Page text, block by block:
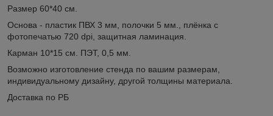
Размер 60*40 см.
Основа - пластик ПВХ 3 мм, полочки 5 мм., плёнка с
фотопечатью 720 dpi, защитная ламинация.
Карман 10*15 см. ПЭТ, 0,5 мм.
Возможно изготовление стенда по вашим размерам,
индивидуальному дизайну, другой толщины материала.
Доставка по РБ